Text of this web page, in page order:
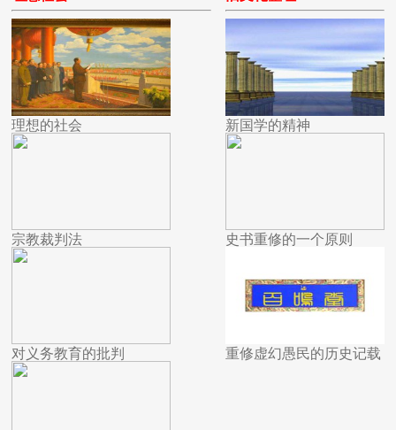
理想的社会
宗教裁判法
对义务教育的批判
新国学的精神
史书重修的一个原则
重修虚幻愚民的历史记载